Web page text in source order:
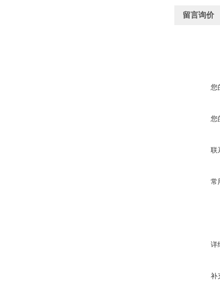
留言询价
您
您
联
常
详
补